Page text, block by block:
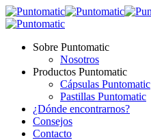
Skip
to
content
Menu
Sobre Puntomatic
Nosotros
Productos Puntomatic
Cápsulas Puntomatic
Pastillas Puntomatic
¿Dónde encontrarnos?
Consejos
Contacto